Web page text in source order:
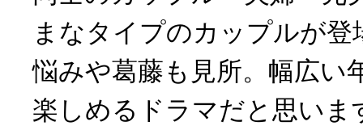
まなタイプのカップルが
悩みや葛藤も見所。幅広い
楽しめるドラマだと思いま